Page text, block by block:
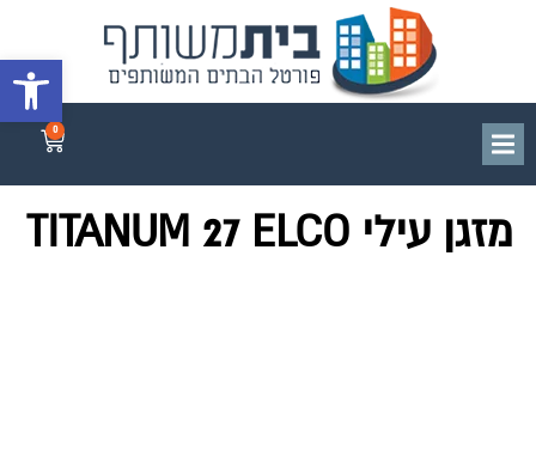
פתח
מזגן עילי TITANUM 27 ELCO